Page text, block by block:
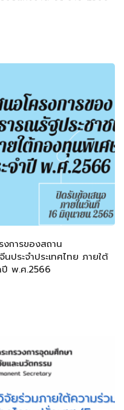
งการของสถาน
ประจำประเทศไทย ภายใต้
ปี พ.ศ.2566